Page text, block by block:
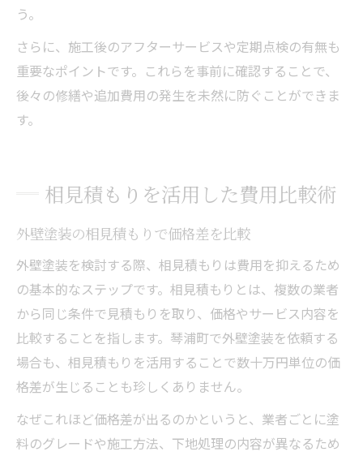
う。
さらに、施工後のアフターサービスや定期点検の有無も
重要なポイントです。これらを事前に確認することで、
後々の修繕や追加費用の発生を未然に防ぐことができま
す。
相見積もりを活用した費用比較術
外壁塗装の相見積もりで価格差を比較
外壁塗装を検討する際、相見積もりは費用を抑えるため
の基本的なステップです。相見積もりとは、複数の業者
から同じ条件で見積もりを取り、価格やサービス内容を
比較することを指します。琴浦町で外壁塗装を依頼する
場合も、相見積もりを活用することで数十万円単位の価
格差が生じることも珍しくありません。
なぜこれほど価格差が出るのかというと、業者ごとに塗
料のグレードや施工方法、下地処理の内容が異なるため